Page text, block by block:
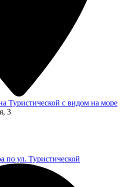
Туристической с видом на море
3